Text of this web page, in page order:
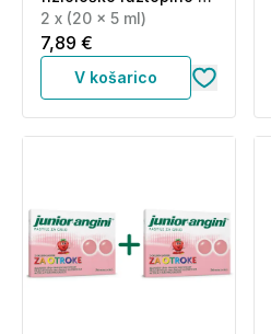
paket 2 x (20 x 5 ml)
2 x (20 x 5 ml)
7,89 €
V košarico